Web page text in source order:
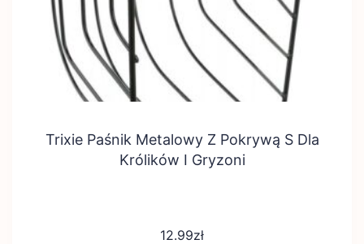
Trixie Paśnik Metalowy Z Pokrywą S Dla
Królików I Gryzoni
12.99zł